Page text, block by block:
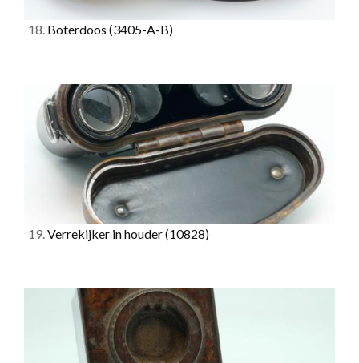
18. Boterdoos (3405-A-B)
19.Verrekijker in houder(10828)